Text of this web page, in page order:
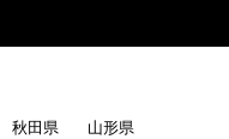
秋田県
山形県